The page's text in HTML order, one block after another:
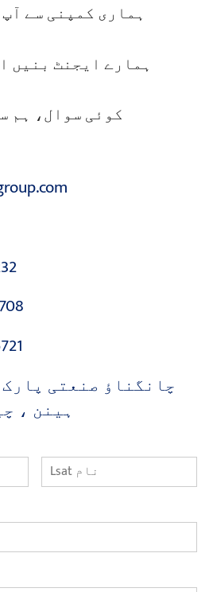
ہماری کمپنی سے
ہمارے ایجنٹ بنیں
کوئی سوال، ہم
چانگناؤ صنعتی
ہینن ،